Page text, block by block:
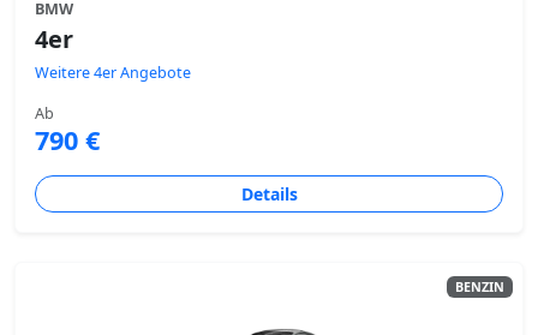
BMW
4er
Weitere 4er Angebote
Ab
790 €
Details
BENZIN